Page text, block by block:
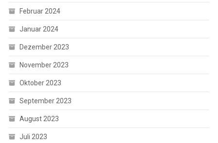
Februar 2024
Januar 2024
Dezember 2023
November 2023
Oktober 2023
September 2023
August 2023
Juli 2023